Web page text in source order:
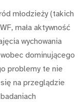
młodzieży (takich
mała aktywność
wychowania
dominującego
problemy te nie
na przeglądzie